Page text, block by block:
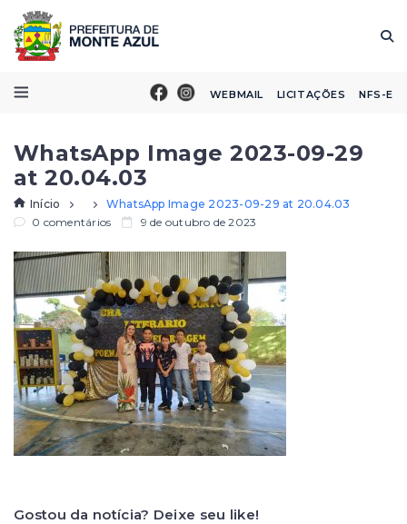
WEBMAIL LICITAÇÕES NFS-E
WhatsApp Image 2023-09-29
at 20.04.03
Início
WhatsApp Image 2023-09-29 at 20.04.03
0 comentários
9 de outubro de 2023
Gostou da notícia? Deixe seu like!